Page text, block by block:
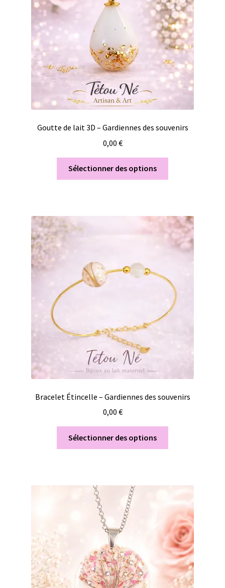
Goutte de lait 3D – Gardiennes des souvenirs
0,00 €
Sélectionner des options
Bracelet Étincelle – Gardiennes des souvenirs
0,00 €
Sélectionner des options